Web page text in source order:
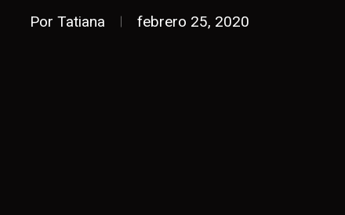
Por Tatiana febrero 25, 2020